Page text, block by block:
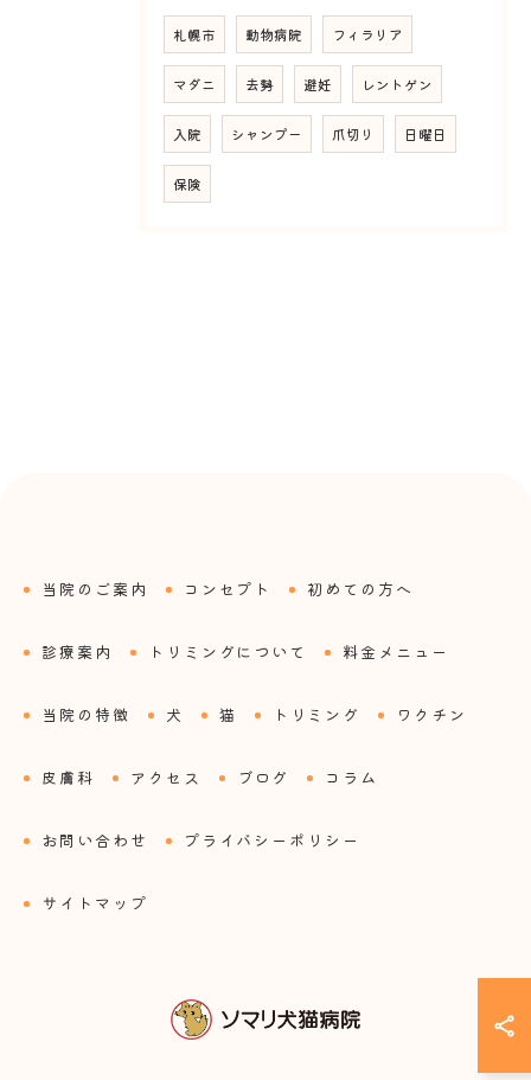
札幌市 動物病院 フィラリア
マダニ 去勢 避妊 レントゲン
入院 シャンプー 爪切り 日曜日
保険
当院のご案内 コンセプト 初めての方へ
診療案内 トリミングについて 料金メニュー
当院の特徴 犬 猫 トリミング ワクチン
皮膚科 アクセス ブログ コラム
お問い合わせ プライバシーポリシー
サイトマップ